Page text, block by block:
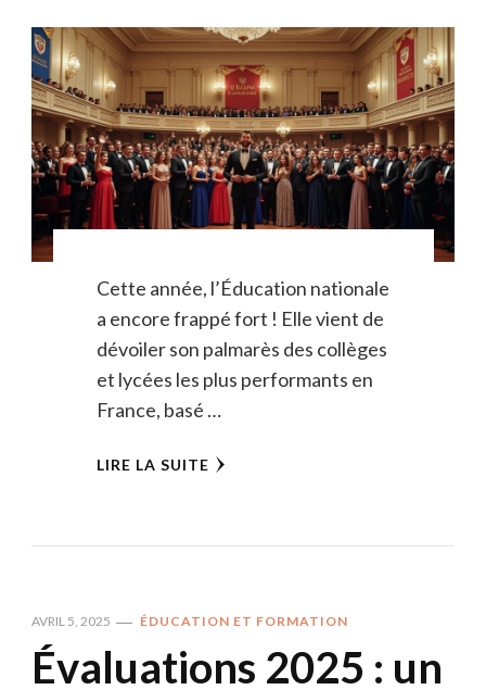
Cette année, l’Éducation nationale
a encore frappé fort ! Elle vient de
dévoiler son palmarès des collèges
et lycées les plus performants en
France, basé …
LIRE LA SUITE
AVRIL 5, 2025 ÉDUCATION ET FORMATION
Évaluations 2025 : un